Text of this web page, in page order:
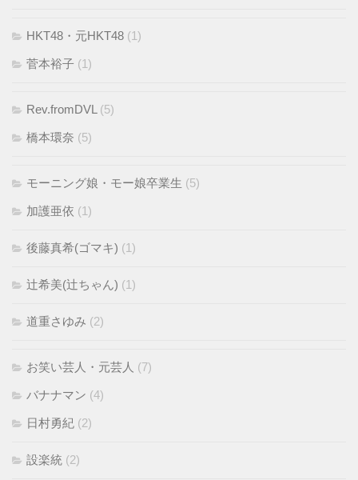
HKT48・元HKT48 (1)
菅本裕子 (1)
Rev.fromDVL (5)
橋本環奈 (5)
モーニング娘・モー娘卒業生 (5)
加護亜依 (1)
後藤真希(ゴマキ) (1)
辻希美(辻ちゃん) (1)
道重さゆみ (2)
お笑い芸人・元芸人 (7)
バナナマン (4)
日村勇紀 (2)
設楽統 (2)